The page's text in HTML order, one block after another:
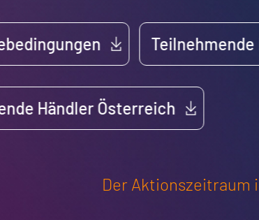
Händler Österreich
Der Aktionszeitraum